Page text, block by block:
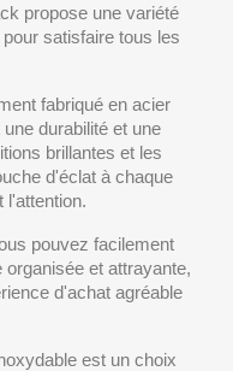
propose une variété
satisfaire tous les
fabriqué en acier
durabilité et une
brillantes et les
d'éclat à chaque
l'attention.
pouvez facilement
et attrayante,
d'achat agréable
est un choix